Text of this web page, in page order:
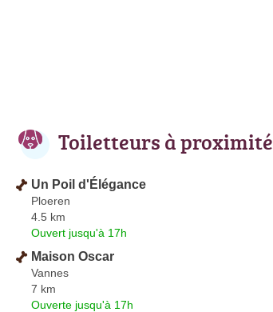
Toiletteurs à proximité
Un Poil d'Élégance
Ploeren
4.5 km
Ouvert jusqu'à 17h
Maison Oscar
Vannes
7 km
Ouverte jusqu'à 17h